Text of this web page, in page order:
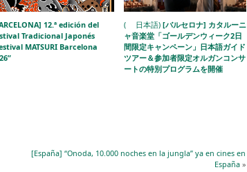
12.ª edición del
Tradicional Japonés
MATSURI Barcelona
( 日本語) [バルセロナ] カタルーニ
ャ音楽堂「ゴールデンウィーク2日
間限定キャンペーン」日本語ガイド
ツアー＆参加者限定オルガンコンサ
ートの特別プログラムを開催
[España] “Onoda, 10.000 noches en la jungla” ya en cines en
España»